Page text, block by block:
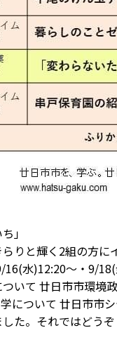
」
りと輝く2組の方に
水)12:20～・9/
いて 廿日市市環境
について 廿日市市
た。それではどうぞ